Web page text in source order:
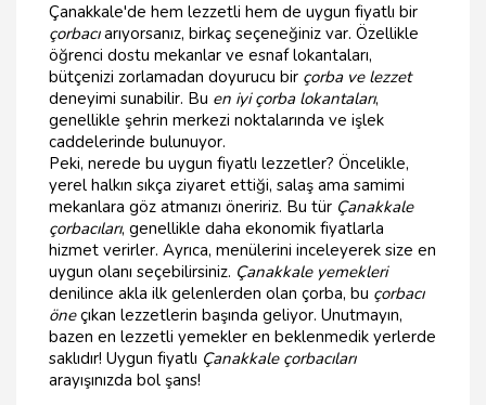
Çanakkale'de hem lezzetli hem de uygun fiyatlı bir
çorbacıarıyorsanız, birkaç seçeneğiniz var. Özellikle
öğrenci dostu mekanlar ve esnaf lokantaları,
bütçenizi zorlamadan doyurucu bir çorba ve lezzet
deneyimi sunabilir. Bu en iyi çorba lokantaları,
genellikle şehrin merkezi noktalarında ve işlek
caddelerinde bulunuyor.
Peki, nerede bu uygun fiyatlı lezzetler? Öncelikle,
yerel halkın sıkça ziyaret ettiği, salaş ama samimi
mekanlara göz atmanızı öneririz. Bu tür Çanakkale
çorbacıları, genellikle daha ekonomik fiyatlarla
hizmet verirler. Ayrıca, menülerini inceleyerek size en
uygun olanı seçebilirsiniz. Çanakkale yemekleri
denilince akla ilk gelenlerden olan çorba, bu çorbacı
öneçıkan lezzetlerin başında geliyor. Unutmayın,
bazen en lezzetli yemekler en beklenmedik yerlerde
saklıdır! Uygun fiyatlı Çanakkale çorbacıları
arayışınızda bol şans!